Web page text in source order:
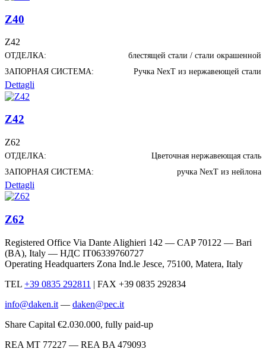
Z40
Z42
ОТДЕЛКА:
блестящей стали / стали окрашенной
ЗАПОРНАЯ СИСТЕМА:
Ручка NexT из нержавеющей стали
Dettagli
Z42
Z62
ОТДЕЛКА:
Цветочная нержавеющая сталь
ЗАПОРНАЯ СИСТЕМА:
ручка NexT из нейлона
Dettagli
Z62
Registered Office Via Dante Alighieri 142 — CAP 70122 — Bari
(BA), Italy — НДС IT06339760727
Operating Headquarters Zona Ind.le Jesce, 75100, Matera, Italy
TEL +39 0835 292811 | FAX +39 0835 292834
info@daken.it — daken@pec.it
Share Capital €2.030.000, fully paid-up
REA MT 77227 — REA BA 479093